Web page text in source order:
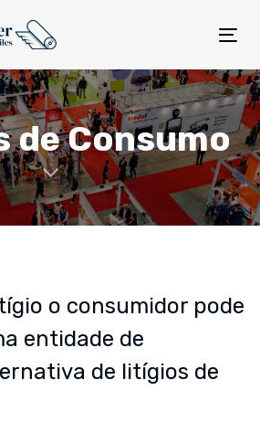
de Consumo
o consumidor pode
entidade de
de litígios de